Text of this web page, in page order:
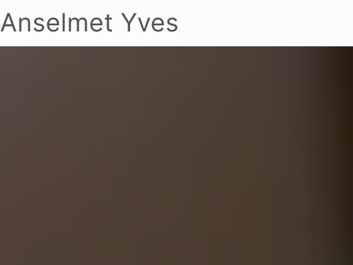
Anselmet Yves